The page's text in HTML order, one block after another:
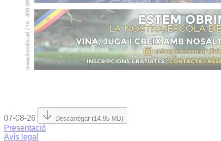
07-08-26 Descarregar (14.95 MB)
Presentació
Avís legal